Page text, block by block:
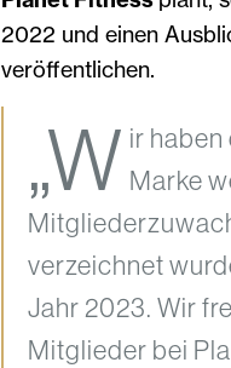
2022 und einen
veröffentlichen.
„W ir
Marke
verzeichnet
Jahr 2023. Wir
Mitglieder bei